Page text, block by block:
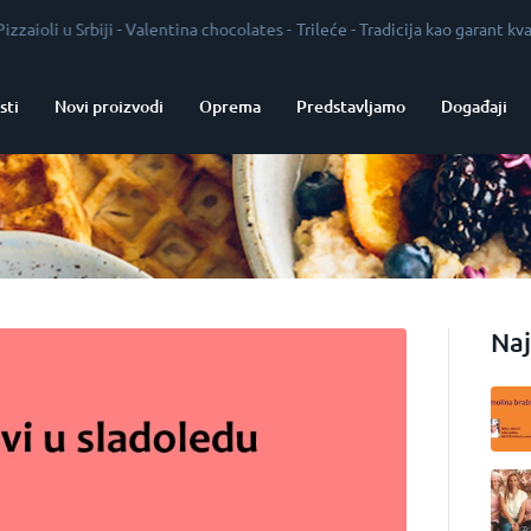
Srbiji-Valentina chocolates- Trileće-Tradicija kao garant kvaliteta -
Novi proizvodi Oprema Predstavljamo Događaji